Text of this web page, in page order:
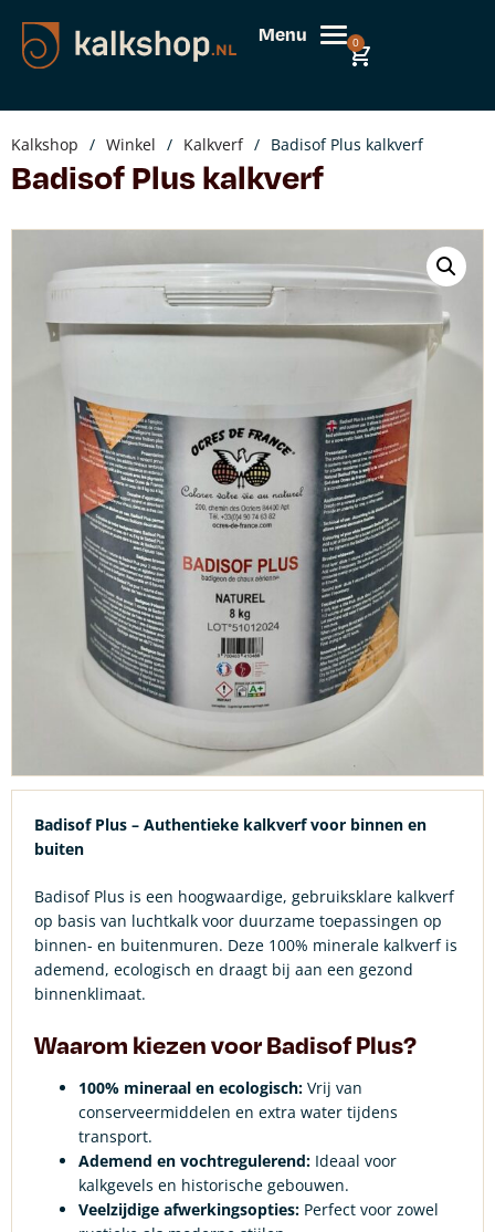
Menu 0
Kalkshop / Winkel / Kalkverf / Badisof Plus kalkverf
Badisof Plus kalkverf
Badisof Plus – Authentieke kalkverf voor binnen en
buiten
Badisof Plus is een hoogwaardige, gebruiksklare kalkverf
op basis van luchtkalk voor duurzame toepassingen op
binnen- en buitenmuren. Deze 100% minerale kalkverf is
ademend, ecologisch en draagt bij aan een gezond
binnenklimaat.
Waarom kiezen voor Badisof Plus?
100% mineraal en ecologisch: Vrij van
conserveermiddelen en extra water tijdens
transport.
Ademend en vochtregulerend: Ideaal voor
kalkgevels en historische gebouwen.
Veelzijdige afwerkingsopties: Perfect voor zowel